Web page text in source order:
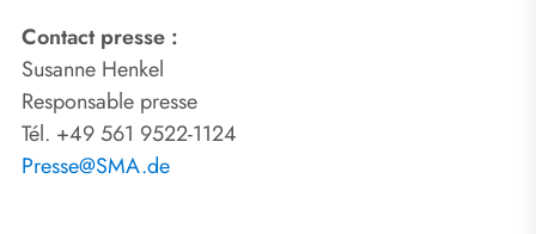
Contact presse :
Susanne Henkel
Responsable presse
Tél. +49 561 9522-1124
Presse@SMA.de